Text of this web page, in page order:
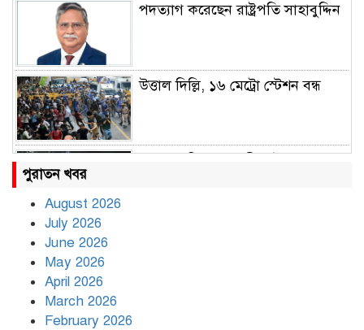
পদত্যাগ করেছেন রাষ্ট্রপতি সাহাবুদ্দিন
উত্তাল দিল্লি, ১৬ মেট্রো স্টেশন বন্ধ
পুরাতন খবর
August 2026
July 2026
June 2026
May 2026
April 2026
March 2026
February 2026